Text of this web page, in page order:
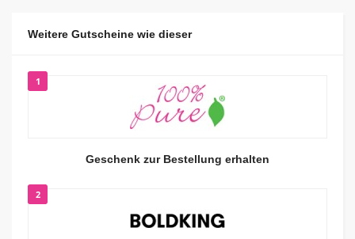
Weitere Gutscheine wie dieser
1
Geschenk zur Bestellung erhalten
2